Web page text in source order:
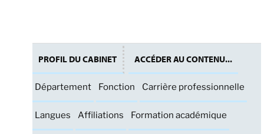
PROFIL DU CABINET ACCÉDER AU CONTENU...
Département Fonction Carrière professionnelle
Langues Affiliations Formation académique